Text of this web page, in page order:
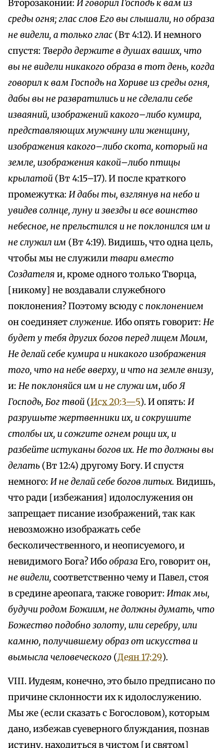
Второзаконии: И говорил Господь к вам из
среды огня; глас слов Его вы слышали, но образа
не видели, а только глас (Вт 4:12). И немного
спустя: Твердо держите в душах ваших, что
вы не видели никакого образа в тот день, когда
говорил к вам Господь на Хориве из среды огня,
дабы вы не развратились и не сделали себе
изваяний, изображений какого–либо кумира,
представляющих мужчину или женщину,
изображения какого–либо скота, который на
земле, изображения какой–либо птицы
крылатой (Вт 4:15–17). И после краткого
промежутка: И дабы ты, взглянув на небо и
увидев солнце, луну и звезды и все воинство
небесное, не прельстился и не поклонился им и
не служил им (Вт 4:19). Видишь, что одна цель,
чтобы мы не служили твари вместо
Создателя и, кроме одного только Творца,
[никому] не воздавали служебного
поклонения? Поэтому всюду с поклонением
он соединяетслужение. Ибо опять говорит: Не
будет у тебя других богов перед лицем Моим,
Не делай себе кумира и никакого изображения
того, что на небе вверху, и что на земле внизу,
и: Не поклоняйся им и не служи им, ибо Я
Господь, Бог твой (Исх 20:3—5). И опять: И
разрушьте жертвенники их, и сокрушите
столбы их, и сожгите огнем рощи их, и
разбейте истуканы богов их. Не то должны вы
делать (Вт 12:4) другому Богу. И спустя
немного: И не делай себе богов литых. Видишь,
что ради [избежания] идолослужения он
запрещает писание изображений, так как
невозможно изображать себе
бесколичественного, и неописуемого, и
невидимого Бога? ИбообразаЕго, говорит он,
не видели, соответственно чему и Павел, стоя
в средине ареопага, также говорит: Итак мы,
будучи родом Божиим, не должны думать, что
Божество подобно золоту, или серебру, или
камню, получившему образ от искусства и
вымысла человеческого (Деян 17:29).
VIII. Иудеям, конечно, это было предписано по
причине склонности их к идолослужению.
Мы же (если сказать с Богословом), которым
дано, избежав суеверного блуждания, познав
истину, находиться в чистом [и святом]